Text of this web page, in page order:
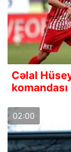
Cəlal
02:00